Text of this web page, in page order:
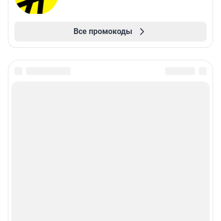
Все промокоды